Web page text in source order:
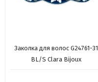
Заколка для волос G24761-31
BL/S Clara Bijoux